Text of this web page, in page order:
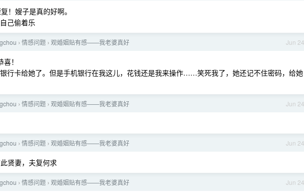
！嫂子是真的好啊。
己偷着乐
Jun 24
› 情感问题 › 观婚姻贴有感——我老婆真好
！
行卡给她了。但是手机银行在我这儿，花钱还是我来操作……笑死我了，她还记不住密码，给她
Jun 24
› 情感问题 › 观婚姻贴有感——我老婆真好
Jun 24
› 情感问题 › 观婚姻贴有感——我老婆真好
贤妻，夫复何求
Jun 24
› 情感问题 › 观婚姻贴有感——我老婆真好